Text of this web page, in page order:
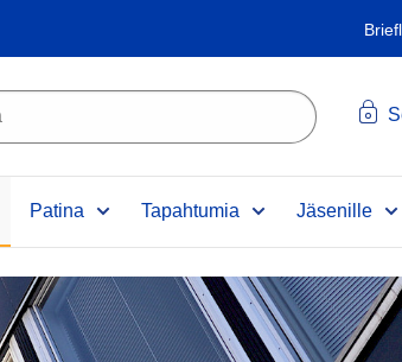
Patina Tapahtumia Jäsenille